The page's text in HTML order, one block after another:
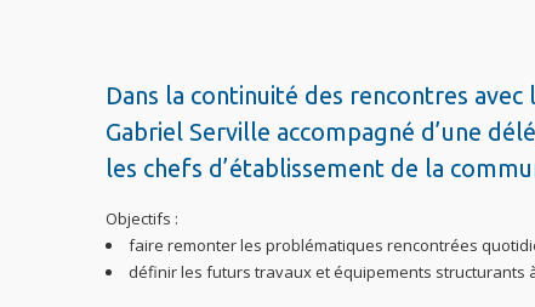
Dans la continuité des rencontres
Gabriel Serville accompagné d’une
les chefs d’établissement de la
Objectifs :
faire remonter les problématiques rencontrées
définir les futurs travaux et équipements structurants